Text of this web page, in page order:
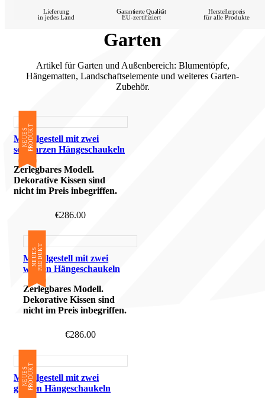
Lieferung
in jedes Land
Garantierte Qualität
EU-zertifiziert
Herstellerpreis
für alle Produkte
Garten
Artikel für Garten und Außenbereich: Blumentöpfe,
Hängematten, Landschaftselemente und weiteres Garten-
Zubehör.
N
E
U
E
S
P
R
O
D
U
KT
Metallgestell mit zwei
schwarzen Hängeschaukeln
Zerlegbares Modell.
Dekorative Kissen sind
nicht im Preis inbegriffen.
€286.00
N
E
U
E
S
P
R
O
D
U
KT
Metallgestell mit zwei
weißen Hängeschaukeln
Zerlegbares Modell.
Dekorative Kissen sind
nicht im Preis inbegriffen.
€286.00
N
E
U
E
S
P
R
O
D
U
KT
Metallgestell mit zwei
grauen Hängeschaukeln